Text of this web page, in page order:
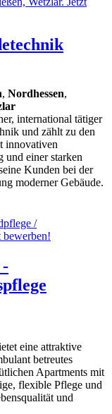
, Nordhessen,
international tätiger
und zählt zu den
innovativen
und einer starken
Kunden bei der
moderner Gebäude.
eine attraktive
betreutes
Apartments mit
flexible Pflege und
und